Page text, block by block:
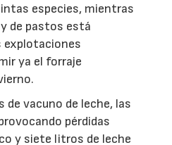
especies, mientras
de pastos está
explotaciones
ya el forraje
de vacuno de leche, las
pérdidas
y siete litros de leche